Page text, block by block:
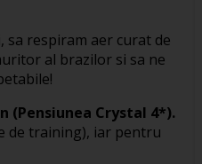
sa respiram aer curat de
al brazilor si sa ne
(Pensiunea Crystal 4*).
de training), iar pentru